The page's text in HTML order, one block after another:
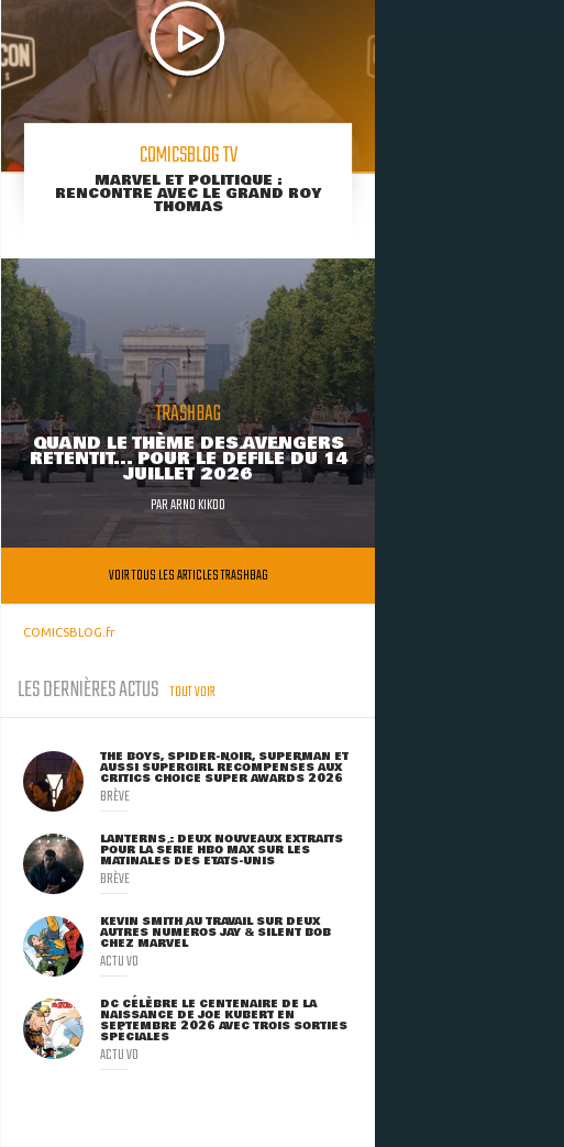
COMICSBLOG TV
MARVEL ET POLITIQUE :
RENCONTRE AVEC LE GRAND ROY
THOMAS
TRASHBAG
QUAND LE THÈME DES AVENGERS
RETENTIT... POUR LE DÉFILÉ DU 14
JUILLET 2026
PARARNO KIKOO
VOIR TOUS LES ARTICLES TRASHBAG
COMICSBLOG.fr
LES DERNIÈRES ACTUS TOUT VOIR
THE BOYS, SPIDER-NOIR, SUPERMAN ET
AUSSI SUPERGIRL RÉCOMPENSÉS AUX
CRITICS CHOICE SUPER AWARDS 2026
BRÈVE
LANTERNS : DEUX NOUVEAUX EXTRAITS
POUR LA SÉRIE HBO MAX SUR LES
MATINALES DES ETATS-UNIS
BRÈVE
KEVIN SMITH AU TRAVAIL SUR DEUX
AUTRES NUMÉROS JAY & SILENT BOB
CHEZ MARVEL
ACTU VO
DC CÉLÈBRE LE CENTENAIRE DE LA
NAISSANCE DE JOE KUBERT EN
SEPTEMBRE 2026 AVEC TROIS SORTIES
SPÉCIALES
ACTU VO